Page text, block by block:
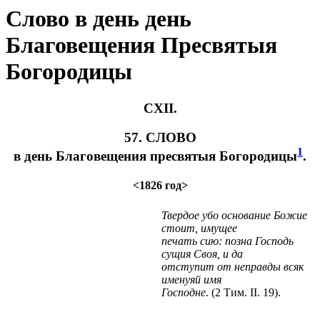
Слово в день день
Благовещения Пресвятыя
Богородицы
CXII.
57. CЛОВО
в день Благовещения пресвятыя Богородицы1.
<1826 год>
Твердое убо основание Божие
стоит, имущее
печать сию: позна Господь
сущия Своя, и да
отступит от неправды всяк
именуяй имя
Господне. (2 Тим. II. 19).